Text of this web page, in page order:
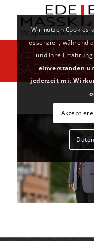
Wir nutzen Cookies
essenziell, während
und Ihre
einverstanden
jederzeit mit